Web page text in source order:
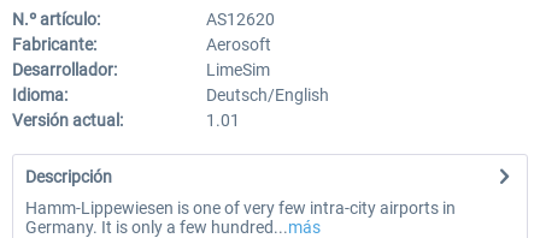
N.º artículo:
AS12620
Fabricante:
Aerosoft
Desarrollador:
LimeSim
Idioma:
Deutsch/English
Versión actual:
1.01
Descripción
Hamm-Lippewiesen is one of very few intra-city airports in
Germany. It is only a few hundred...más